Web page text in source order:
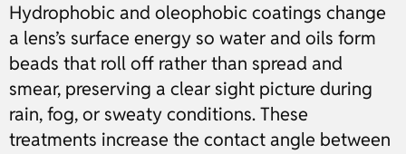
Hydrophobic and oleophobic coatings change
a lens’s surface energy so water and oils form
beads that roll off rather than spread and
smear, preserving a clear sight picture during
rain, fog, or sweaty conditions. These
treatments increase the contact angle between